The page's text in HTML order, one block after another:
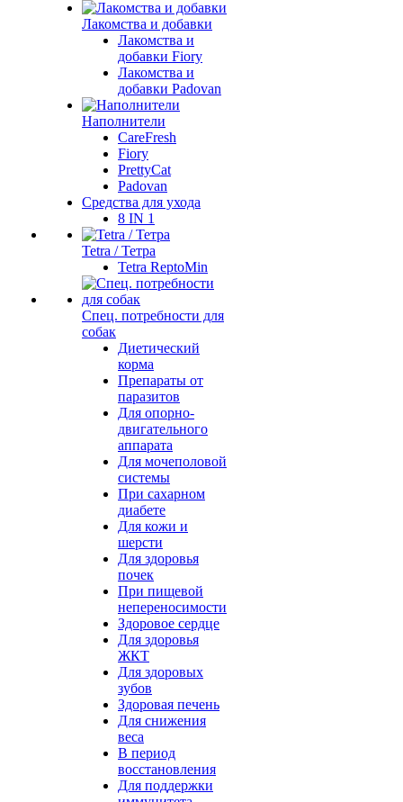
Лакомства и добавки
Лакомства и
добавки Fiory
Лакомства и
добавки Padovan
Наполнители
CareFresh
Fiory
PrettyCat
Padovan
Средства для ухода
8 IN 1
Tetra / Тетра
Tetra ReptoMin
Спец. потребности для
собак
Диетический
корма
Препараты от
паразитов
Для опорно-
двигательного
аппарата
Для мочеполовой
системы
При сахарном
диабете
Для кожи и
шерсти
Для здоровья
почек
При пищевой
непереносимости
Здоровое сердце
Для здоровья
ЖКТ
Для здоровых
зубов
Здоровая печень
Для снижения
веса
В период
восстановления
Для поддержки